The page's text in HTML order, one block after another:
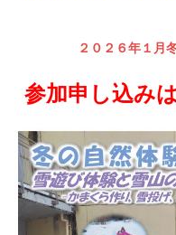
２０２６年１月
参加申し込み